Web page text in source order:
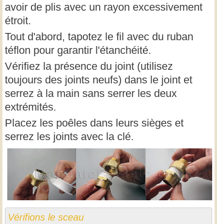
avoir de plis avec un rayon excessivement
étroit.
Tout d'abord, tapotez le fil avec du ruban
téflon pour garantir l'étanchéité.
Vérifiez la présence du joint (utilisez
toujours des joints neufs) dans le joint et
serrez à la main sans serrer les deux
extrémités.
Placez les poêles dans leurs sièges et
serrez les joints avec la clé.
Vérifions le sceau